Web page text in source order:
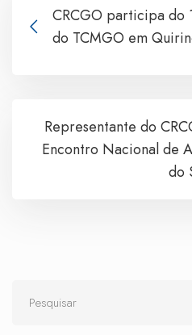
CRCGO participa do
do TCMGO em
Representante do
Encontro Nacional de
do